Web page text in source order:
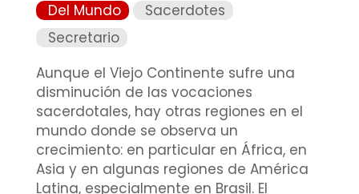
Del Mundo
Sacerdotes
Secretario
Aunque el Viejo Continente sufre una
disminución de las vocaciones
sacerdotales, hay otras regiones en el
mundo donde se observa un
crecimiento: en particular en África, en
Asia y en algunas regiones de América
Latina, especialmente en Brasil. El